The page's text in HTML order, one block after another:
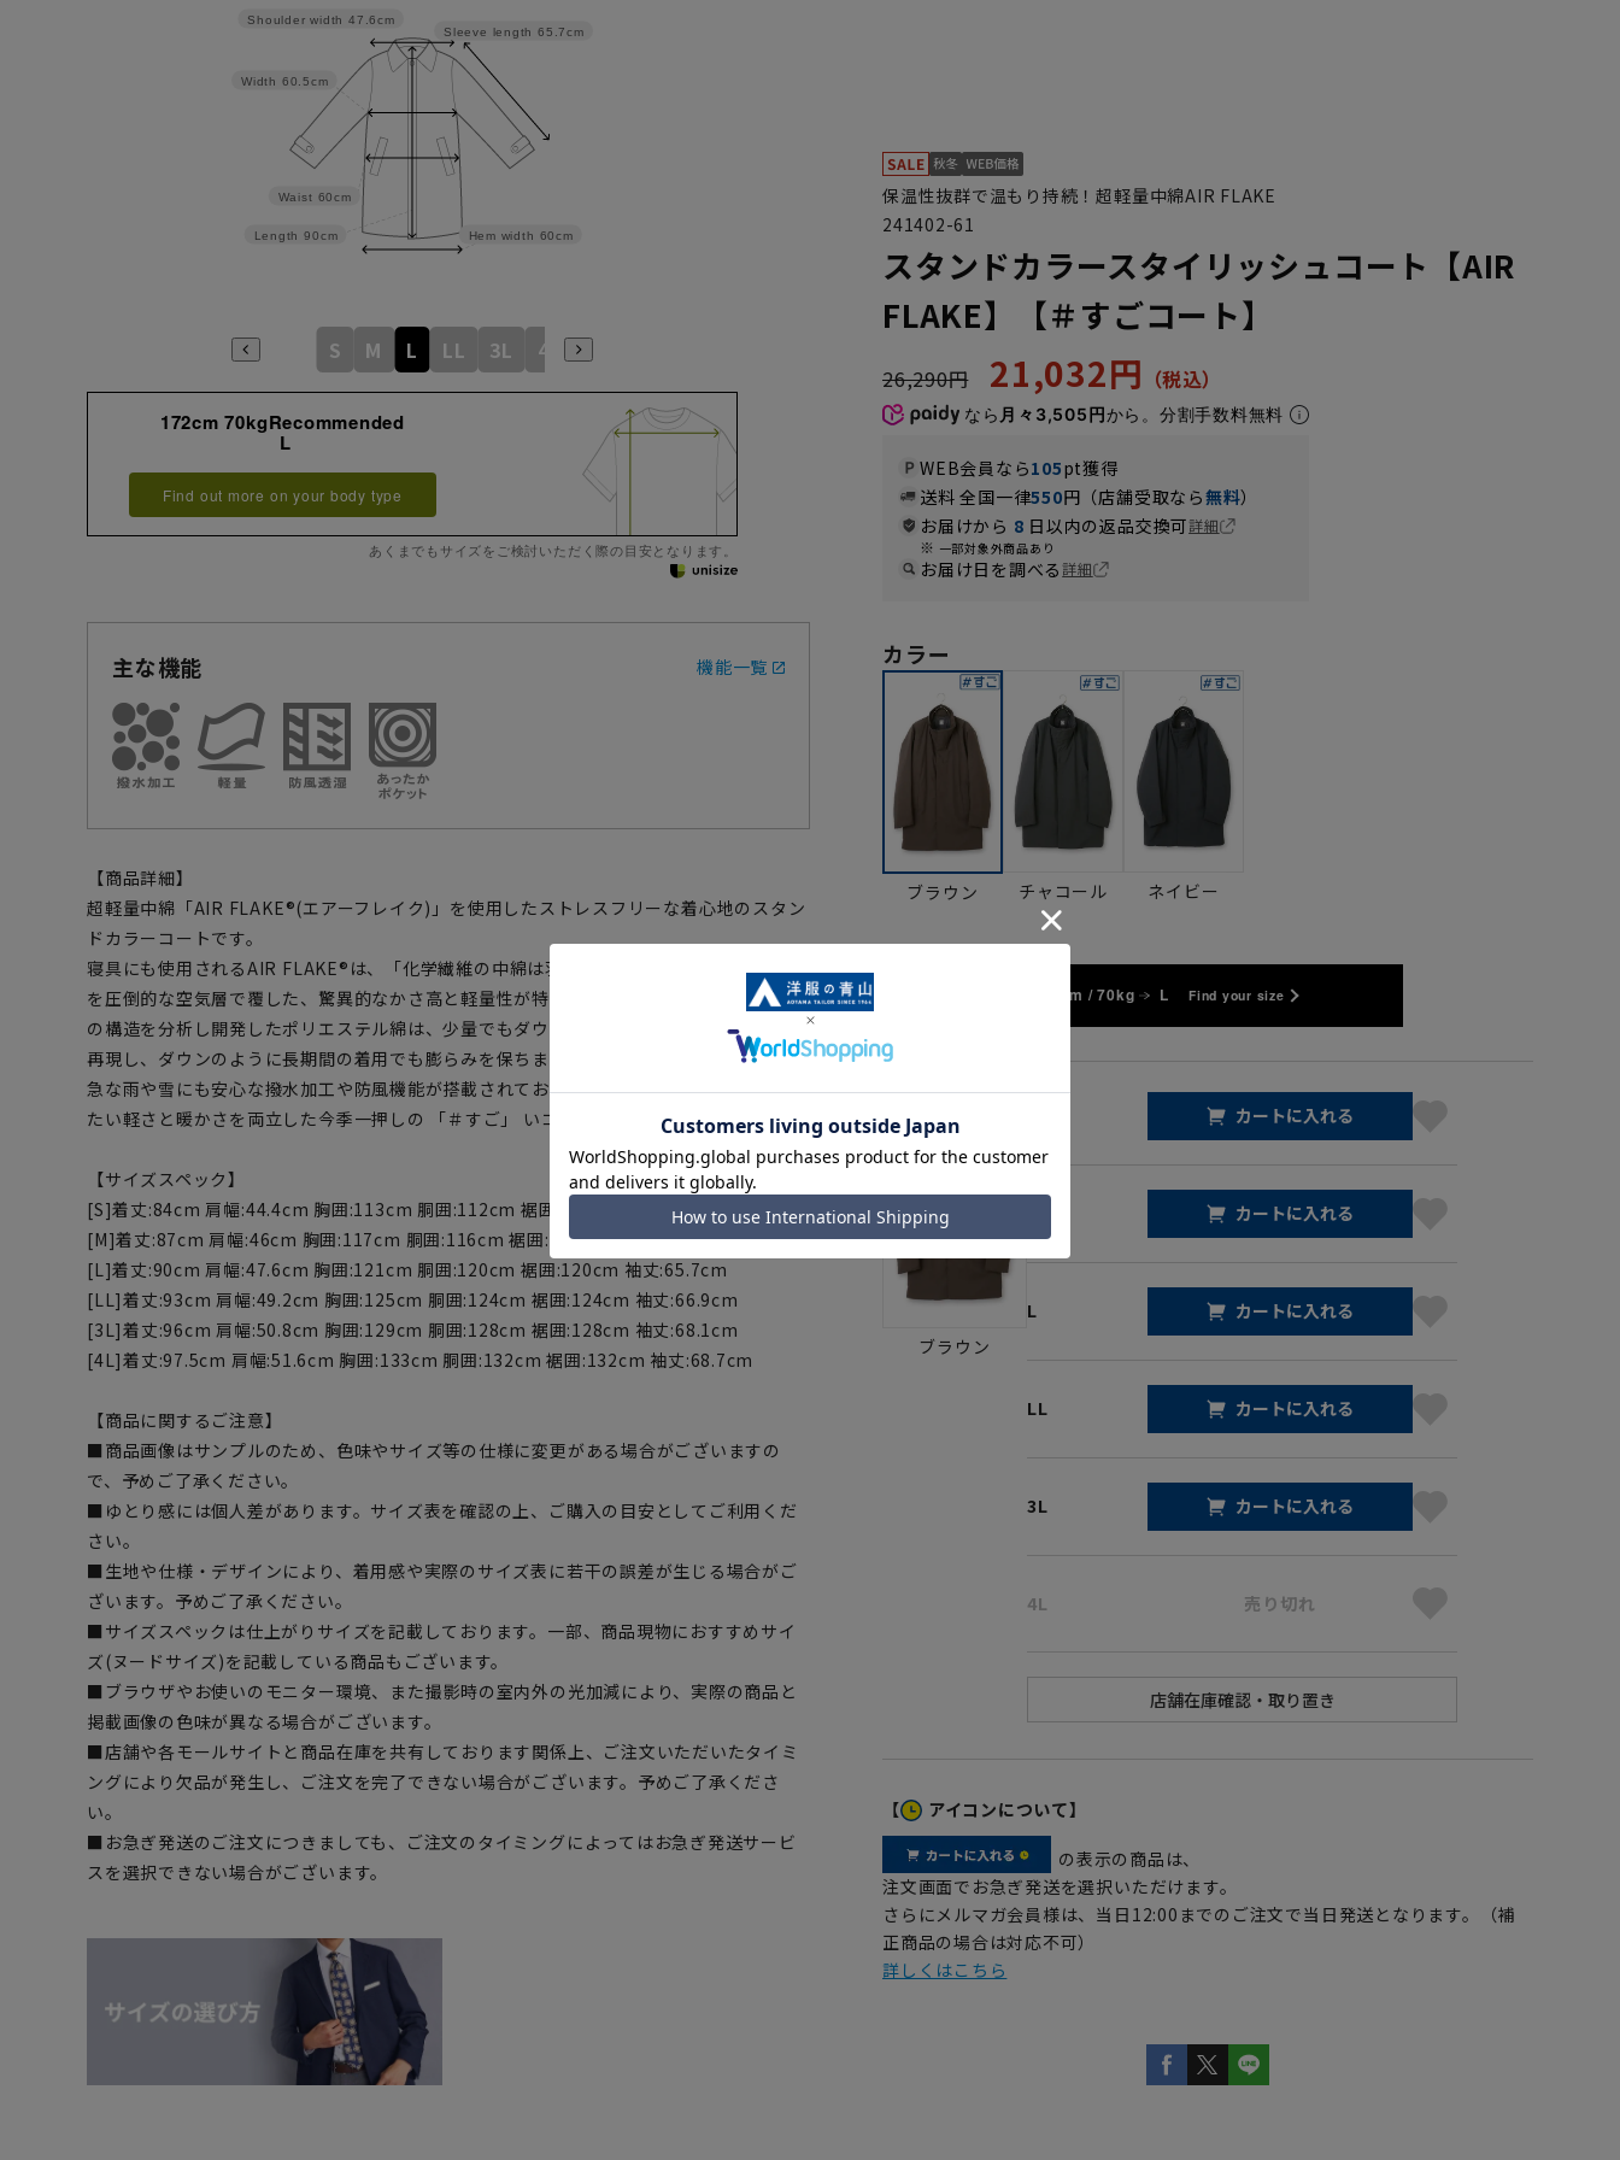
Hem width 60cm
Sleeve length 65.7cm
Length 90cm
Waist 60cm
Width 60.5cm
Shoulder width 47.6cm
S M L LL 3L 4L
172cm 70kgRecommended
L
Find out more on your body type
あくまでもサイズをご検討いただく際の目安となります。
主な機能 機能一覧
【商品詳細】
超軽量中綿「AIR FLAKE®(エアーフレイク)」を使用したストレスフリーな着心地のスタン
ドカラーコートです。
寝具にも使用されるAIR FLAKE®は、「化学繊維の中綿は羽毛に比べて重い」という常識
を圧倒的な空気層で覆した、驚異的なかさ高と軽量性が特長です。アイダーダックダウン
の構造を分析し開発したポリエステル綿は、少量でもダウンに劣らない保温力と弾力性を
再現し、ダウンのように長期間の着用でも膨らみを保ちます。
急な雨や雪にも安心な撥水加工や防風機能が搭載されており、ビジネスでも普段着でも着
たい軽さと暖かさを両立した今季一押しの 「＃すご」 いコートです。
【サイズスペック】
[S]着丈:84cm 肩幅:44.4cm 胸囲:113cm 胴囲:112cm 裾囲:112cm 袖丈:63.3cm
[M]着丈:87cm 肩幅:46cm 胸囲:117cm 胴囲:116cm 裾囲:116cm 袖丈:64.5cm
[L]着丈:90cm 肩幅:47.6cm 胸囲:121cm 胴囲:120cm 裾囲:120cm 袖丈:65.7cm
[LL]着丈:93cm 肩幅:49.2cm 胸囲:125cm 胴囲:124cm 裾囲:124cm 袖丈:66.9cm
[3L]着丈:96cm 肩幅:50.8cm 胸囲:129cm 胴囲:128cm 裾囲:128cm 袖丈:68.1cm
[4L]着丈:97.5cm 肩幅:51.6cm 胸囲:133cm 胴囲:132cm 裾囲:132cm 袖丈:68.7cm
【商品に関するご注意】
■商品画像はサンプルのため、色味やサイズ等の仕様に変更がある場合がございますの
で、予めご了承ください。
■ゆとり感には個人差があります。サイズ表を確認の上、ご購入の目安としてご利用くだ
さい。
■生地や仕様・デザインにより、着用感や実際のサイズ表に若干の誤差が生じる場合がご
ざいます。予めご了承ください。
■サイズスペックは仕上がりサイズを記載しております。一部、商品現物におすすめサイ
ズ(ヌードサイズ)を記載している商品もございます。
■ブラウザやお使いのモニター環境、また撮影時の室内外の光加減により、実際の商品と
掲載画像の色味が異なる場合がございます。
■店舗や各モールサイトと商品在庫を共有しております関係上、ご注文いただいたタイミ
ングにより欠品が発生し、ご注文を完了できない場合がございます。予めご了承くださ
い。
■お急ぎ発送のご注文につきましても、ご注文のタイミングによってはお急ぎ発送サービ
スを選択できない場合がございます。
保温性抜群で温もり持続！超軽量中綿AIR FLAKE
241402-61
スタンドカラースタイリッシュコート【AIR
FLAKE】【＃すごコート】
26,290円 21,032円
なら 月々3,505円から。分割手数料無料
WEB会員なら105pt獲得
送料 全国一律550円（店舗受取なら無料）
お届けから 8 日以内の返品交換可詳細
一部対象外商品あり
お届け日を調べる詳細
カラー
ブラウン チャコール ネイビー
172cm / 70kg L Find your size
ブラウン
カートに入れる
カートに入れる
L カートに入れる
LL カートに入れる
3L カートに入れる
4L 売り切れ
【 アイコンについて】
の表示の商品は、
注文画面でお急ぎ発送を選択いただけます。
さらにメルマガ会員様は、当日12:00までのご注文で当日発送となります。（補
正商品の場合は対応不可）
詳しくはこちら